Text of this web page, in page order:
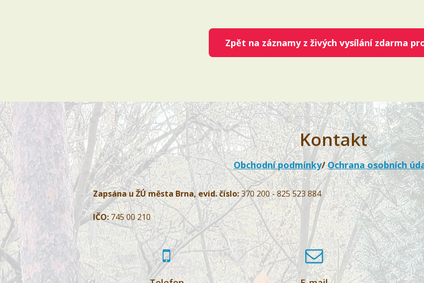
Zpět na záznamy z živých vysílání zdarma
Kontakt
Obchodní podmínky/Ochrana osobních
Zapsána u ŽÚ města Brna, evid. číslo:370 200 - 825 523 884
IČO: 745 00 210